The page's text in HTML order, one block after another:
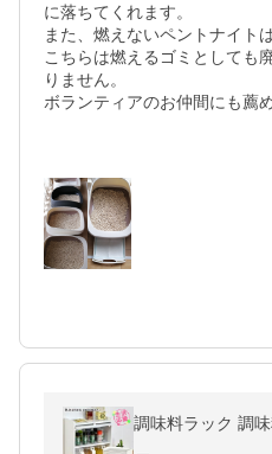
に落ちてくれます。
また、燃えないペントナイト
こちらは燃えるゴミとしても
りません。
ボランティアのお仲間にも薦
調味料ラック 調